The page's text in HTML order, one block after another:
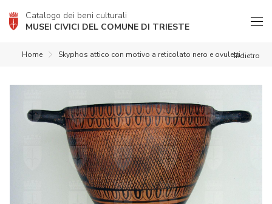
Catalogo dei beni culturali
MUSEI CIVICI DEL COMUNE DI TRIESTE
indietro
Home Skyphos attico con motivo a reticolato nero e ovuletti